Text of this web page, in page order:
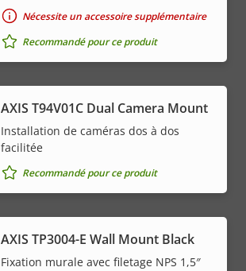
Nécessite un accessoire supplémentaire
Recommandé pour ce produit
AXIS T94V01C Dual Camera Mount
Installation de caméras dos à dos
facilitée
Recommandé pour ce produit
AXIS TP3004-E Wall Mount Black
Fixation murale avec filetage NPS 1,5″